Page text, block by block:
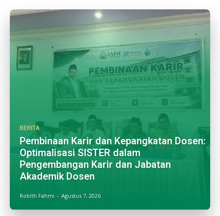
BERITA
Pembinaan Karir dan Kepangkatan Dosen:
Optimalisasi SISTER dalam
Pengembangan Karir dan Jabatan
Akademik Dosen
Robith Fahmi - Agustus 7, 2026